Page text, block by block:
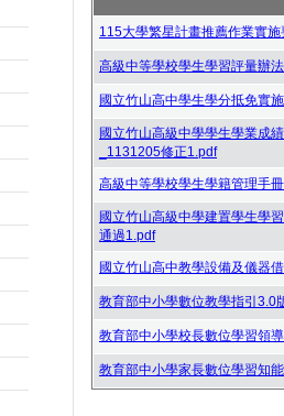
115大學繁星計畫推薦作業實施
高級中等學校學生學習評量辦
國立竹山高中學生學分抵免實
國立竹山高級中學學生學業成
_1131205修正1.pdf
高級中等學校學生學籍管理手
國立竹山高級中學建置學生學
通過1.pdf
國立竹山高中教學設備及儀器
教育部中小學數位教學指引3.0
教育部中小學校長數位學習領
教育部中小學家長數位學習知